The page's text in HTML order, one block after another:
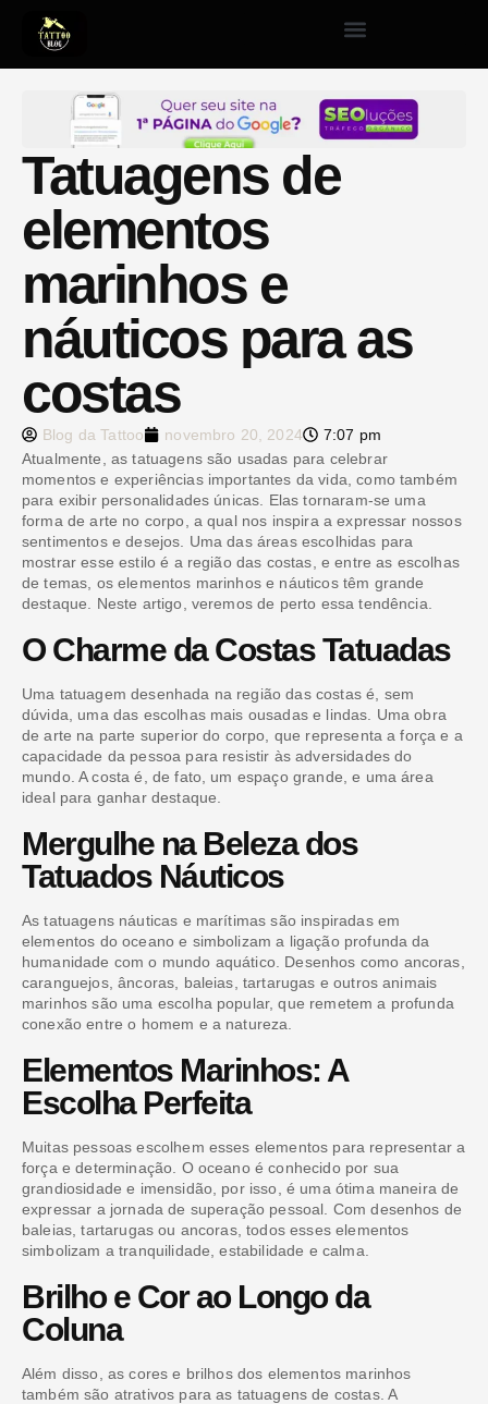
Tatuagens de
elementos
marinhos e
náuticos para as
costas
Blog da Tattoo novembro 20, 2024
7:07 pm
Atualmente, as tatuagens são usadas para celebrar
momentos e experiências importantes da vida, como também
para exibir personalidades únicas. Elas tornaram-se uma
forma de arte no corpo, a qual nos inspira a expressar nossos
sentimentos e desejos. Uma das áreas escolhidas para
mostrar esse estilo é a região das costas, e entre as escolhas
de temas, os elementos marinhos e náuticos têm grande
destaque. Neste artigo, veremos de perto essa tendência.
O Charme da Costas Tatuadas
Uma tatuagem desenhada na região das costas é, sem
dúvida, uma das escolhas mais ousadas e lindas. Uma obra
de arte na parte superior do corpo, que representa a força e a
capacidade da pessoa para resistir às adversidades do
mundo. A costa é, de fato, um espaço grande, e uma área
ideal para ganhar destaque.
Mergulhe na Beleza dos
Tatuados Náuticos
As tatuagens náuticas e marítimas são inspiradas em
elementos do oceano e simbolizam a ligação profunda da
humanidade com o mundo aquático. Desenhos como ancoras,
caranguejos, âncoras, baleias, tartarugas e outros animais
marinhos são uma escolha popular, que remetem a profunda
conexão entre o homem e a natureza.
Elementos Marinhos: A
Escolha Perfeita
Muitas pessoas escolhem esses elementos para representar a
força e determinação. O oceano é conhecido por sua
grandiosidade e imensidão, por isso, é uma ótima maneira de
expressar a jornada de superação pessoal. Com desenhos de
baleias, tartarugas ou ancoras, todos esses elementos
simbolizam a tranquilidade, estabilidade e calma.
Brilho e Cor ao Longo da
Coluna
Além disso, as cores e brilhos dos elementos marinhos
também são atrativos para as tatuagens de costas. A